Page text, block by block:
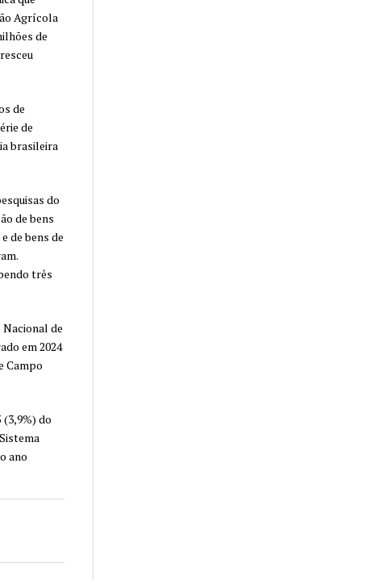
Agrícola
de
de
de
brasileira
do
de bens
de bens de
três
de
em 2024
Campo
do
ano